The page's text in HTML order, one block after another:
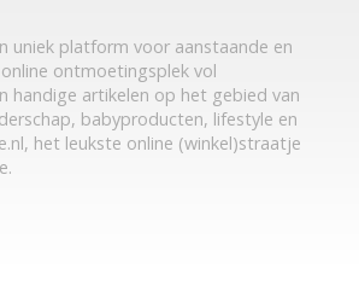
uniek platform voor aanstaande en
ontmoetingsplek vol
handige artikelen op het gebied van
babyproducten, lifestyle en
het leukste online (winkel)straatje